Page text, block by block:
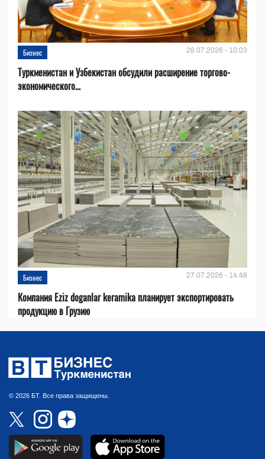
Бизнес 28.07.2026 - 10:03
Туркменистан и Узбекистан обсудили расширение торгово-
экономического...
Бизнес 27.07.2026 - 14:48
Компания Eziz doganlar keramika планирует экспортировать
продукцию в Грузию
© 2026 БТ. Все права защищены.